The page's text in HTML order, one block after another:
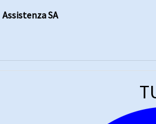
Assistenza SA